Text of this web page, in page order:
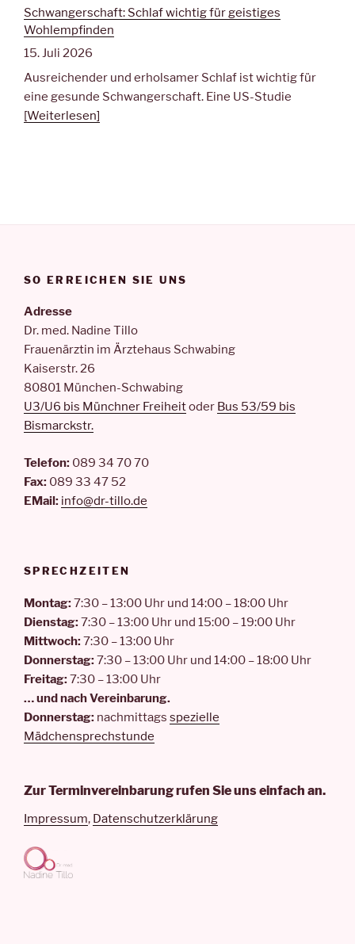
Schwangerschaft: Schlaf wichtig für geistiges
Wohlempfinden
15. Juli 2026
Ausreichender und erholsamer Schlaf ist wichtig für
eine gesunde Schwangerschaft. Eine US-Studie
[Weiterlesen]
SO ERREICHEN SIE UNS
Adresse
Dr. med. Nadine Tillo
Frauenärztin im Ärztehaus Schwabing
Kaiserstr. 26
80801 München-Schwabing
U3/U6 bis Münchner Freiheitoder Bus 53/59 bis
Bismarckstr.
Telefon: 089 34 70 70
Fax: 089 33 47 52
EMail: info@dr-tillo.de
SPRECHZEITEN
Montag:7:30 – 13:00 Uhr und 14:00 – 18:00 Uhr
Dienstag:7:30 – 13:00 Uhr und 15:00 – 19:00 Uhr
Mittwoch:7:30 – 13:00 Uhr
Donnerstag:7:30 – 13:00 Uhr und 14:00 – 18:00 Uhr
Freitag:7:30 – 13:00 Uhr
… und nach Vereinbarung.
Donnerstag: nachmittags spezielle
Mädchensprechstunde
Zur Terminvereinbarung rufen Sie uns einfach an.
Impressum, Datenschutzerklärung